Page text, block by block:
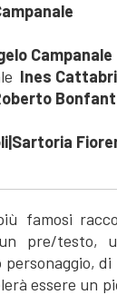
Campanale
Ines
famosi
pre/testo,
essere un